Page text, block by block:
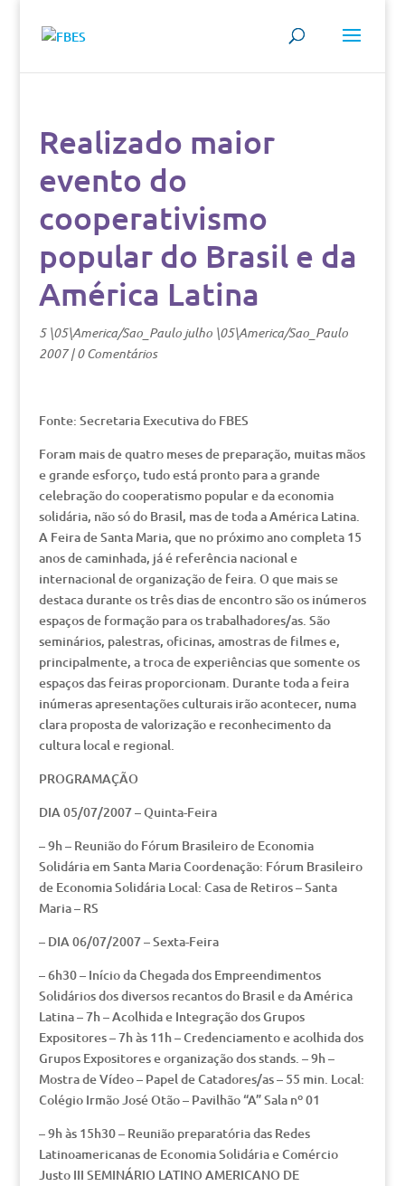
Realizado maior
evento do
cooperativismo
popular do Brasil e da
América Latina
5 \05\America/Sao_Paulo julho \05\America/Sao_Paulo
2007|0 Comentários
Fonte: Secretaria Executiva do FBES
Foram mais de quatro meses de preparação, muitas mãos
e grande esforço, tudo está pronto para a grande
celebração do cooperatismo popular e da economia
solidária, não só do Brasil, mas de toda a América Latina.
A Feira de Santa Maria, que no próximo ano completa 15
anos de caminhada, já é referência nacional e
internacional de organização de feira. O que mais se
destaca durante os três dias de encontro são os inúmeros
espaços de formação para os trabalhadores/as. São
seminários, palestras, oficinas, amostras de filmes e,
principalmente, a troca de experiências que somente os
espaços das feiras proporcionam. Durante toda a feira
inúmeras apresentações culturais irão acontecer, numa
clara proposta de valorização e reconhecimento da
cultura local e regional.
PROGRAMAÇÃO
DIA 05/07/2007 – Quinta-Feira
– 9h – Reunião do Fórum Brasileiro de Economia
Solidária em Santa Maria Coordenação: Fórum Brasileiro
de Economia Solidária Local: Casa de Retiros – Santa
Maria – RS
– DIA 06/07/2007 – Sexta-Feira
– 6h30 – Início da Chegada dos Empreendimentos
Solidários dos diversos recantos do Brasil e da América
Latina – 7h – Acolhida e Integração dos Grupos
Expositores – 7h às 11h – Credenciamento e acolhida dos
Grupos Expositores e organização dos stands. – 9h –
Mostra de Vídeo – Papel de Catadores/as – 55 min. Local:
Colégio Irmão José Otão – Pavilhão “A” Sala nº 01
– 9h às 15h30 – Reunião preparatória das Redes
Latinoamericanas de Economia Solidária e Comércio
Justo III SEMINÁRIO LATINO AMERICANO DE